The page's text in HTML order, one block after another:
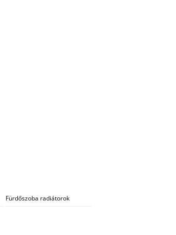
Fürdőszoba radiátorok